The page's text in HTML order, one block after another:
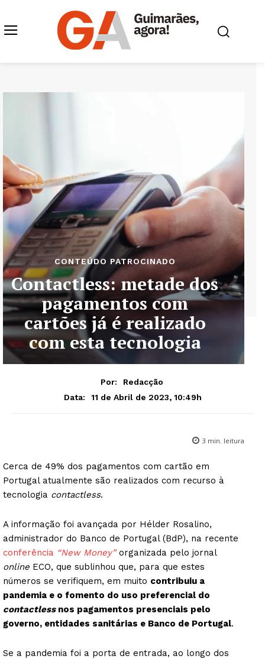
CONTEÚDO PATROCINADO
Contactless: metade dos
pagamentos com
cartões já é realizado
com esta tecnologia
Por:
Redacção
Data:
11 de Abril de 2023, 10:49h
3 min. leitura
Cerca de 49% dos pagamentos com cartão em
Portugal atualmente são realizados com recurso à
tecnologia contactless.
A informação foi avançada por Hélder Rosalino,
administrador do Banco de Portugal (BdP), na recente
conferência “New Money”organizada pelo jornal
online ECO, que sublinhou que, para que estes
números se verifiquem, em muito contribuiu a
pandemia e o fomento do uso preferencial do
contactlessnos pagamentos presenciais pelo
governo, entidades sanitárias e Banco de Portugal.
Se a pandemia foi a porta de entrada, ao longo dos